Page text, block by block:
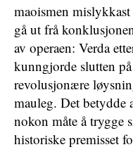
maoismen
gå ut frå
av operaen: Verda
kunngjorde slutten
revolusjonære
mauleg. Det betydde
nokon måte å trygge
historiske premisset